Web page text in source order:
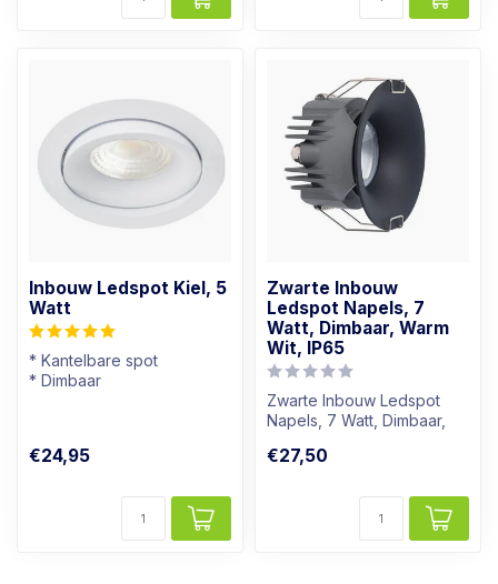
Inbouw Ledspot Kiel, 5
Watt
* Kantelbare spot
* Dimbaar
€24,95
Zwarte Inbouw
Ledspot Napels, 7
Watt, Dimbaar, Warm
Wit, IP65
Zwarte Inbouw Ledspot
Napels, 7 Watt, Dimbaar,
€27,50